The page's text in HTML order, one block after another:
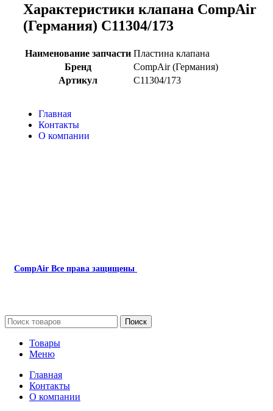
Характеристики клапана CompAir
(Германия) C11304/173
Наименование запчасти Пластина клапана
Бренд
CompAir (Германия)
Артикул
C11304/173
Главная
Контакты
О компании
CompAir Все права защищены
Поиск
Товары
Меню
Главная
Контакты
О компании